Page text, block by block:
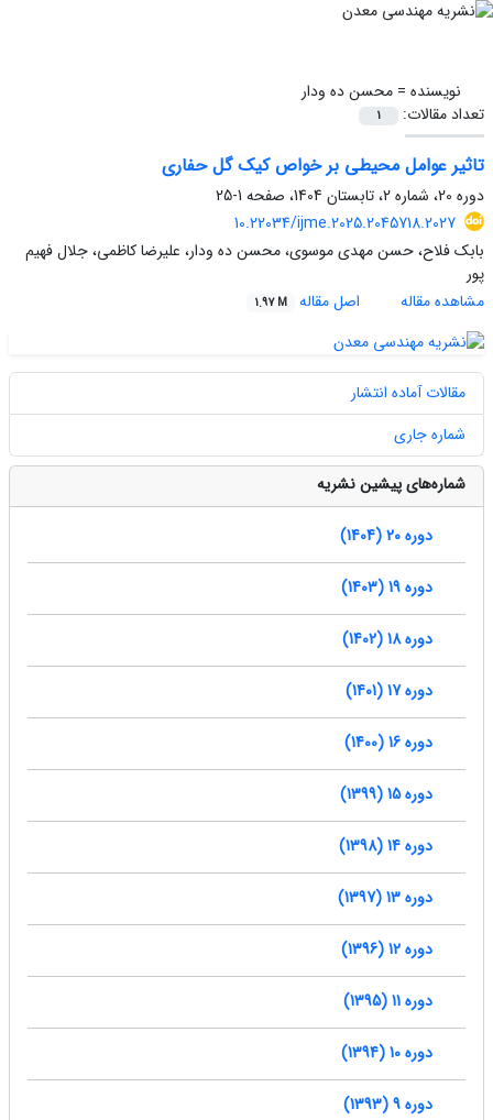
نویسنده =محسن ده ودار
تعداد مقالات:
1
تاثیر عوامل محیطی بر خواص کیک گل حفاری
دوره 20، شماره 2، تابستان 1404، صفحه
1-25
10.22034/ijme.2025.2045718.2027
بابک فلاح، حسن مهدی موسوی، محسن ده ودار، علیرضا کاظمی، جلال فهیم
پور
مشاهده مقاله
اصل مقاله 1.97 M
مقالات آماده انتشار
شماره جاری
شماره‌های پیشین نشریه
دوره 20 (1404)
دوره 19 (1403)
دوره 18 (1402)
دوره 17 (1401)
دوره 16 (1400)
دوره 15 (1399)
دوره 14 (1398)
دوره 13 (1397)
دوره 12 (1396)
دوره 11 (1395)
دوره 10 (1394)
دوره 9 (1393)